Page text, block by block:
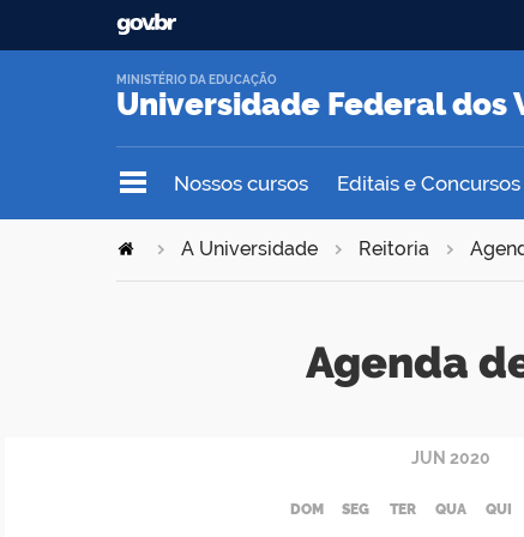
Universidade Federal dos
MINISTÉRIO DA EDUCAÇÃO
Nossos cursos Editais e Concursos
A Universidade Reitoria
Agenda
JUN 2020
DOM SEG TER QUA QUI